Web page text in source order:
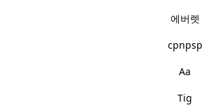
에버렛
cpnpsp
Aa
Tig